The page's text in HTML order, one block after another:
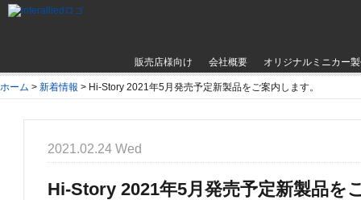
販売店様向け 会社概要 オリジナルミニカー
ホーム > 新着情報 > Hi-Story 2021年5月発売予定新製品をご案内します。
2021.02.24 Wed
Hi-Story 2021年5月発売予定新製品を